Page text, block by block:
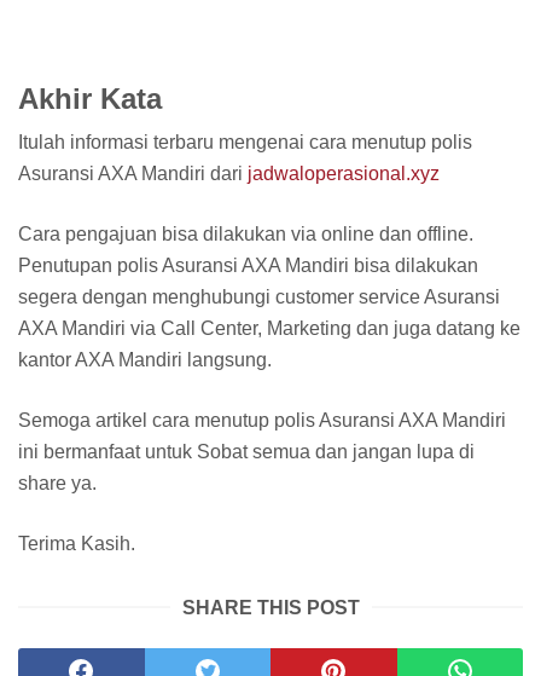
Akhir Kata
Itulah informasi terbaru mengenai cara menutup polis
Asuransi AXA Mandiri dari jadwaloperasional.xyz
Cara pengajuan bisa dilakukan via online dan offline.
Penutupan polis Asuransi AXA Mandiri bisa dilakukan
segera dengan menghubungi customer service Asuransi
AXA Mandiri via Call Center, Marketing dan juga datang ke
kantor AXA Mandiri langsung.
Semoga artikel cara menutup polis Asuransi AXA Mandiri
ini bermanfaat untuk Sobat semua dan jangan lupa di
share ya.
Terima Kasih.
SHARE THIS POST